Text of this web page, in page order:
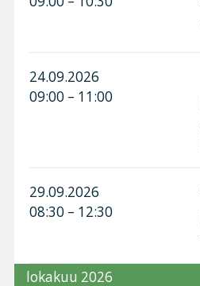
24.09.2026
09:00 – 11:00
29.09.2026
08:30 – 12:30
lokakuu 2026